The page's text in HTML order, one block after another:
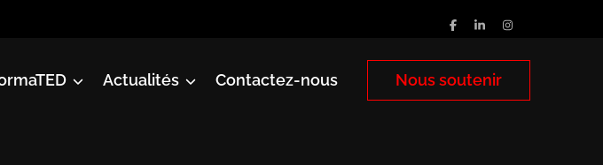
Actualités Contactez-nous Nous soutenir